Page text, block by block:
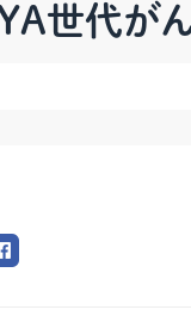
世代が